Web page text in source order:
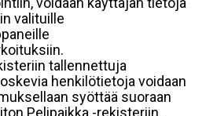
valituille
tallennettuja
henkilötietoja voidaan
syöttää suoraan
Pelipaikka -rekisteriin.